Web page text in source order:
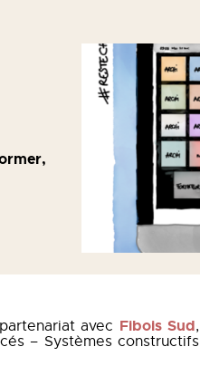
avec Fibois Sud,
– Systèmes constructifs